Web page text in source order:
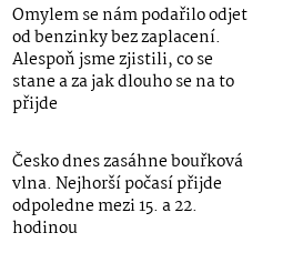
Omylem se nám podařilo odjet
od benzinky bez zaplacení.
Alespoň jsme zjistili, co se
stane a za jak dlouho se na to
přijde
Česko dnes zasáhne bouřková
vlna. Nejhorší počasí přijde
odpoledne mezi 15. a 22.
hodinou